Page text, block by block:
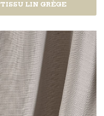
TISSU LIN GRÈGE